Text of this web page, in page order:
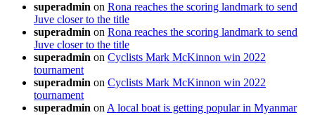
superadmin on Rona reaches the scoring landmark to send
Juve closer to the title
superadmin on Rona reaches the scoring landmark to send
Juve closer to the title
superadmin on Cyclists Mark McKinnon win 2022
tournament
superadmin on Cyclists Mark McKinnon win 2022
tournament
superadmin on A local boat is getting popular in Myanmar